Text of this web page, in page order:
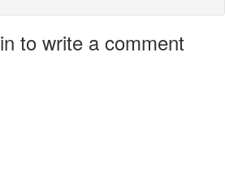
to write a comment